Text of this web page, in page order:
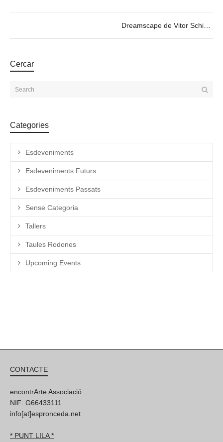
Cercar
Categories
Esdeveniments
Esdeveniments Futurs
Esdeveniments Passats
Sense Categoria
Tallers
Taules Rodones
Upcoming Events
CONTACTE
encontrArte Associació
NIF: G66433111
info[at]espronceda.net
* PUNT LILA *